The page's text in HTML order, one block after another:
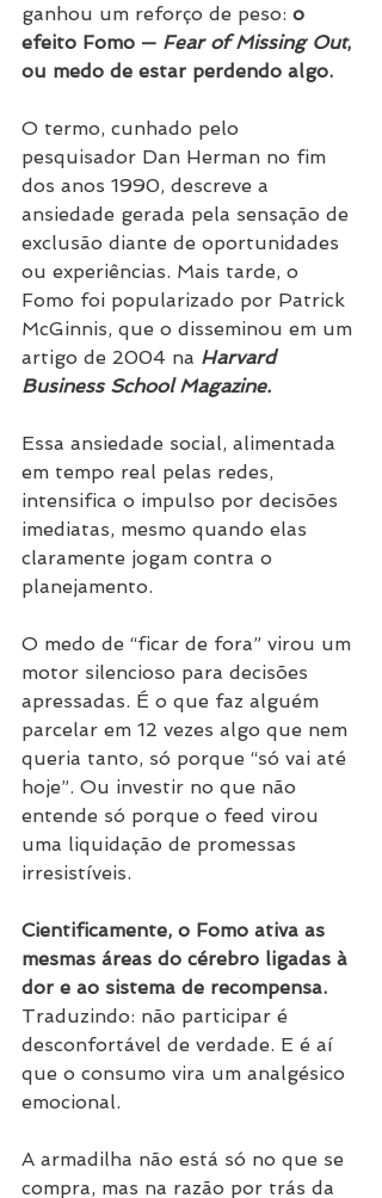
ganhou um reforço de peso: o
efeito Fomo — Fear of Missing Out,
ou medo de estar perdendo algo.
O termo, cunhado pelo
pesquisador Dan Herman no fim
dos anos 1990, descreve a
ansiedade gerada pela sensação de
exclusão diante de oportunidades
ou experiências. Mais tarde, o
Fomo foi popularizado por Patrick
McGinnis, que o disseminou em um
artigo de 2004 na Harvard
Business School Magazine.
Essa ansiedade social, alimentada
em tempo real pelas redes,
intensifica o impulso por decisões
imediatas, mesmo quando elas
claramente jogam contra o
planejamento.
O medo de “ficar de fora” virou um
motor silencioso para decisões
apressadas. É o que faz alguém
parcelar em 12 vezes algo que nem
queria tanto, só porque “só vai até
hoje”. Ou investir no que não
entende só porque o feed virou
uma liquidação de promessas
irresistíveis.
Cientificamente, o Fomo ativa as
mesmas áreas do cérebro ligadas à
dor e ao sistema de recompensa.
Traduzindo: não participar é
desconfortável de verdade. E é aí
que o consumo vira um analgésico
emocional.
A armadilha não está só no que se
compra, mas na razão por trás da